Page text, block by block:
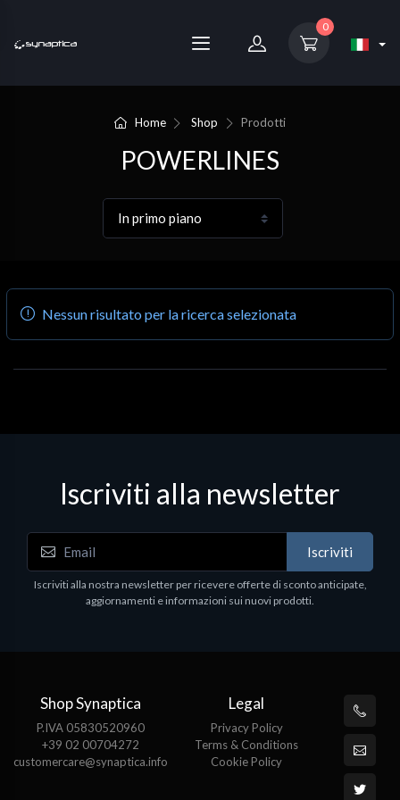
0
Home Shop Prodotti
POWERLINES
Nessun risultato per la ricerca selezionata
Iscriviti alla newsletter
Iscriviti
Iscriviti alla nostra newsletter per ricevere offerte di sconto anticipate,
aggiornamenti e informazioni sui nuovi prodotti.
Shop Synaptica
P.IVA 05830520960
+39 02 00704272
customercare@synaptica.info
Legal
Privacy Policy
Terms & Conditions
Cookie Policy